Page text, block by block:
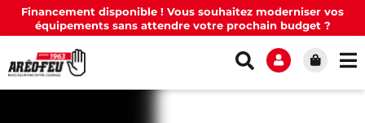
Financement disponible ! Vous souhaitez moderniser vos
équipements sans attendre votre prochain budget ?